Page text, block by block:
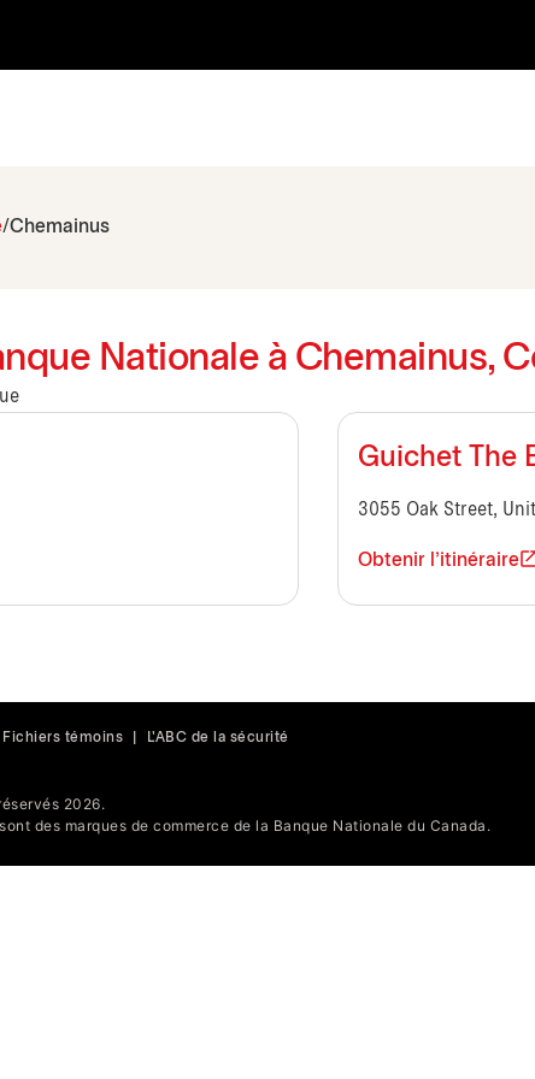
Chemainus
Nationale à Chemainus,
Guichet The
3055 Oak Street,
Obtenir l'itinéraire
Fichiers témoins L'ABC de la sécurité
2026.
sont des marques de commerce de la Banque Nationale du Canada.